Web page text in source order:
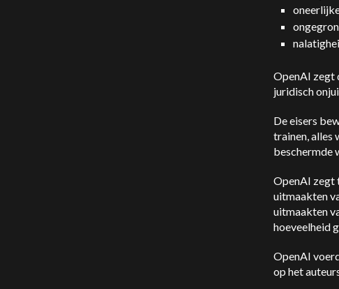
OpenAI zegt
juridisch
De eisers
trainen, alles
beschermde
OpenAI zegt
uitmaakten
uitmaakten
hoeveelheid
OpenAI
op het